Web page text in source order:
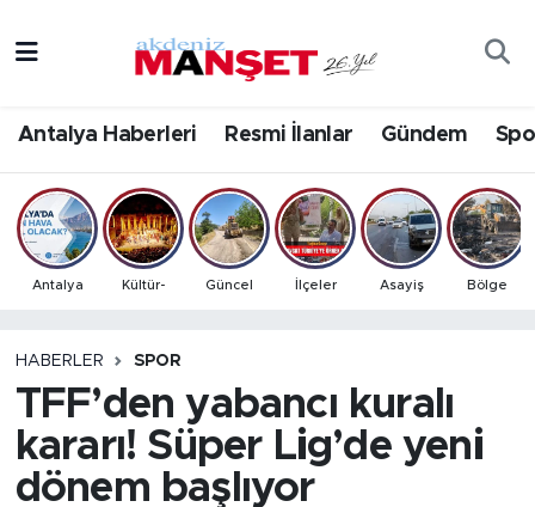
Antalya Haberleri Resmi İlanlar Gündem
Antalya Kültür- Güncel İlçeler Asayiş Bölge
HABERLER SPOR
TFF’den yabancı kuralı
kararı! Süper Lig’de yeni
dönem başlıyor
Bilim & Teknoloji
Eğitim
Ekonomi
Gündem
İlçeler
Antalya Hava Durumu
Antalya Namaz Vakitleri
Antalya Trafik Yoğunluk Haritası
Tüm Manşetler
Son Dakika Haberleri